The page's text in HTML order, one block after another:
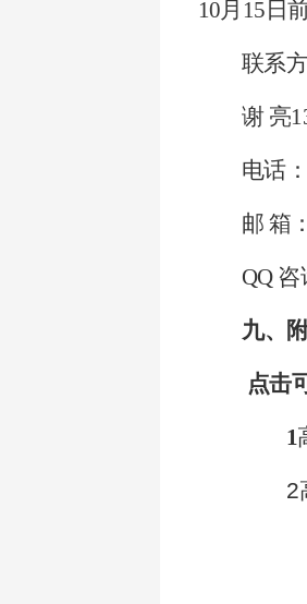
10月15 日
联系
谢 亮
电话
邮 箱
QQ
九、
点击
1
2